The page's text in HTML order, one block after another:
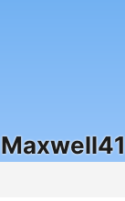
Maxwell41